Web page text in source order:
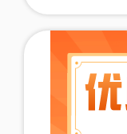
等，以及铝压